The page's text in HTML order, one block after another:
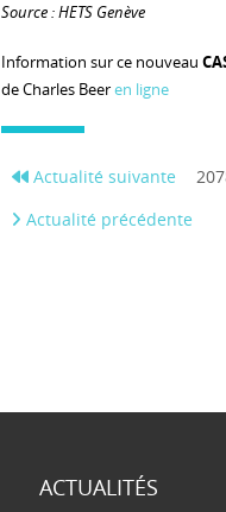
Source : HETS Genève
Information sur ce nouveau
de Charles Beeren ligne
Actualité suivante
Actualité précédente
ACTUALITÉS